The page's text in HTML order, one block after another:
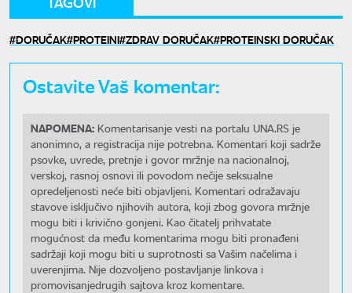
DORUČAK PROTEINI ZDRAV DORUČAK PROTEINSKI DORUČAK
Ostavite Vaš komentar:
NAPOMENA: Komentarisanje vesti na portalu UNA.RS je
anonimno, a registracija nije potrebna. Komentari koji sadrže
psovke, uvrede, pretnje i govor mržnje na nacionalnoj,
verskoj, rasnoj osnovi ili povodom nečije seksualne
opredeljenosti neće biti objavljeni. Komentari odražavaju
stavove isključivo njihovih autora, koji zbog govora mržnje
mogu biti i krivično gonjeni. Kao čitatelj prihvatate
mogućnost da među komentarima mogu biti pronađeni
sadržaji koji mogu biti u suprotnosti sa Vašim načelima i
uverenjima. Nije dozvoljeno postavljanje linkova i
promovisanjedrugih sajtova kroz komentare.